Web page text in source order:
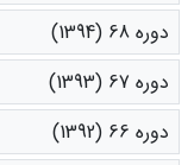
دوره 68 (1394)
دوره 67 (1393)
دوره 66 (1392)